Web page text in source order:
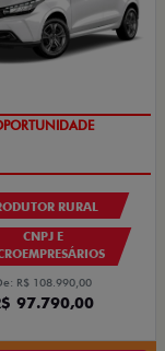
UNIDADES
RURAL
CNPJ E
R$ 108.990,00
97.790,00